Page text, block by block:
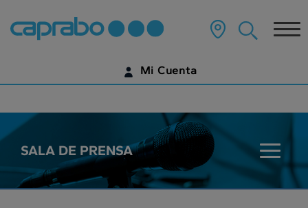
label.access.jump.content???
Mi Cuenta
¿AÚN NO TIENES UNA CUENTA DIGITAL?
EMPIEZA AQUÍ
SALA DE PRENSA
???